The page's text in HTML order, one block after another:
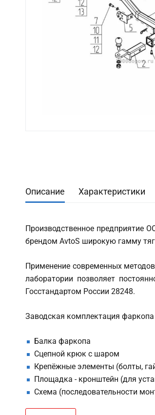
Описание Характеристики
Производственное предприятие
брендом AvtoS широкую гамму
Применение современных
лаборатории позволяет
Госстандартом России 28248.
Заводская комплектация фаркопа
Балка фаркопа
Сцепной крюк с шаром
Крепёжные элементы (болты,
Площадка - кронштейн (для
Схема (последовательности